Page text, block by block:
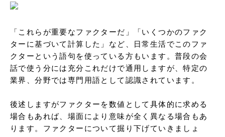
「これらが重要なファクターだ」「いくつかのファク
ターに基づいて計算した」など、日常生活でこのファ
クターという語句を使っている方もいます。普段の会
話で使う分には充分これだけで通用しますが、特定の
業界、分野では専門用語として認識されています。
後述しますがファクターを数値として具体的に求める
場合もあれば、場面により意味が全く異なる場合もあ
ります。ファクターについて掘り下げていきましょ